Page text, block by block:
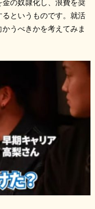
の奴隷化し、浪費を奨
というものです。就活
うべきかを考えてみま